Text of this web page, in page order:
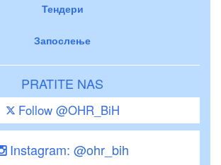
Тендери
Запослење
PRATITE NAS
Follow @OHR_BiH
Instagram: @ohr_bih